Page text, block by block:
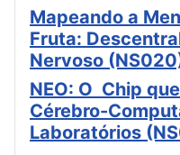
Mapeando a
Fruta:
Nervoso
NEO: O Chip
Cérebro-
Laboratórios